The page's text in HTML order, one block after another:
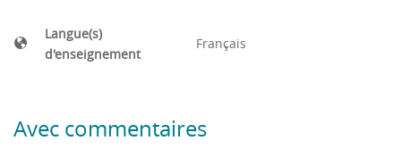
Langue(s)
d'enseignement
Français
Avec commentaires